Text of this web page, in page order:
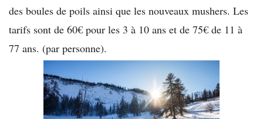
des boules de poils ainsi que les nouveaux mushers. Les
tarifs sont de 60€ pour les 3 à 10 ans et de 75€ de 11 à
77 ans. (par personne).